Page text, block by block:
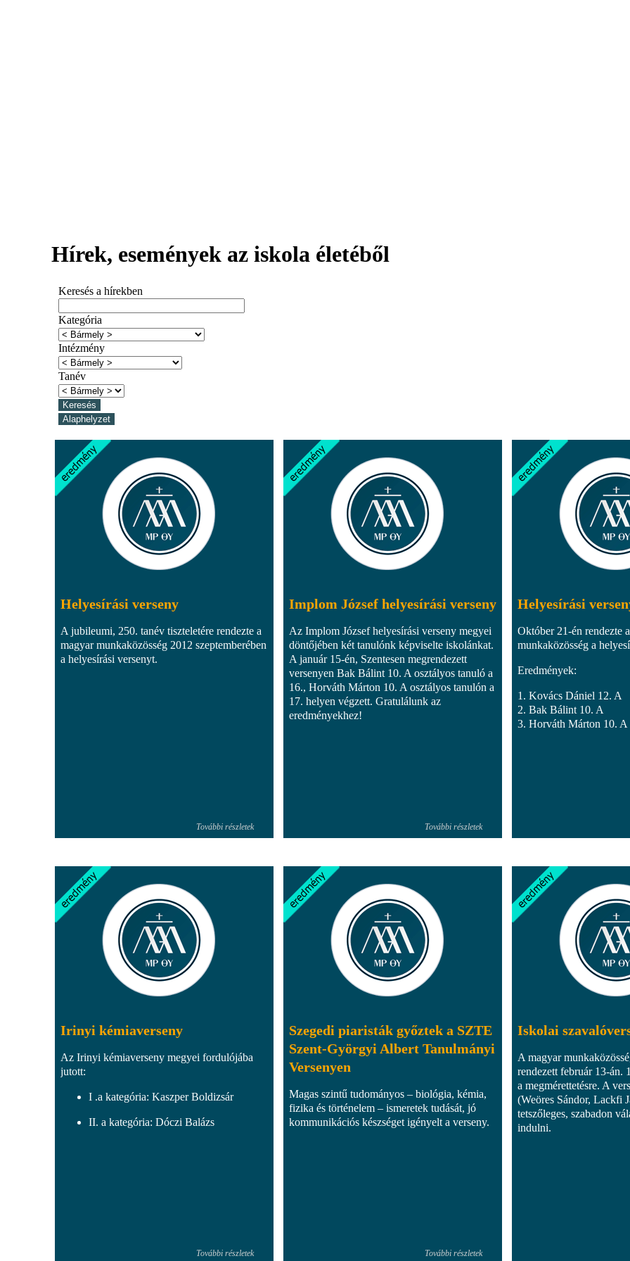
Hírek, események az iskola életéből
Keresés a hírekben
Kategória
Intézmény
Tanév
Helyesírási verseny
A jubileumi, 250. tanév tiszteletére rendezte a
magyar munkaközösség 2012 szeptemberében
a helyesírási versenyt.
További részletek
Implom József helyesírási verseny
Az Implom József helyesírási verseny megyei
döntőjében két tanulónk képviselte iskolánkat.
A január 15-én, Szentesen megrendezett
versenyen Bak Bálint 10. A osztályos tanuló a
16., Horváth Márton 10. A osztályos tanulón a
17. helyen végzett. Gratulálunk az
eredményekhez!
További részletek
Helyesírási
Október 21-én rendezte
munkaközösség a
Eredmények:
1. Kovács Dániel 12. A
2. Bak Bálint 10. A
3. Horváth Márton 10. A
Irinyi kémiaverseny
Az Irinyi kémiaverseny megyei fordulójába
jutott:
I .a kategória: Kaszper Boldizsár
II. a kategória: Dóczi Balázs
További részletek
Szegedi piaristák győztek a SZTE
Szent-Györgyi Albert Tanulmányi
Versenyen
Magas szintű tudományos – biológia, kémia,
fizika és történelem – ismeretek tudását, jó
kommunikációs készséget igényelt a verseny.
További részletek
Iskolai
A magyar
rendezett február 13-án.
a megmérettetésre. A
(Weöres Sándor, Lackfi
tetszőleges, szabadon
indulni.